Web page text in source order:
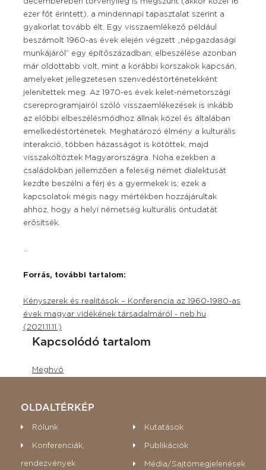
ezer főt érintett), a mindennapi tapasztalat szerint a
gyakorlat tovább élt. Egy visszaemlékező például
beszámolt 1960-as évek elején végzett „népgazdasági
munkájáról” egy építőszázadban; elbeszélése azonban
már oldottabb volt, mint a korábbi korszakok kapcsán,
amelyeket jellegzetesen szenvedéstörténetekként
jelenítettek meg. Az 1970-es évek kelet-németországi
csereprogramjairól szóló visszaemlékezések is inkább
az előbbi elbeszélésmódhoz állnak közel és általában
emelkedéstörténetek. Meghatározó élmény a kulturális
interakció, többen házasságot is kötöttek, majd
visszaköltöztek Magyarországra. Noha ezekben a
családokban jellemzően a feleség német dialektusát
kezdte beszélni a férj és a gyermekek is; ezek a
kapcsolatok mégis nagy mértékben hozzájárultak
ahhoz, hogy a helyi németség kulturális öntudatát
erősítsék.
...
Forrás, további tartalom:
Kényszerek és realitások – Konferencia az 1960-1980-as
évek magyar vidékének társadalmáról - neb.hu
(2021.11.11.)
Kapcsolódó tartalom
Meghvó
OLDALTÉRKÉP
Rólunk Kutatások
Konferenciák,
rendezvények
Publikációk
Média/Sajtómegjelenések